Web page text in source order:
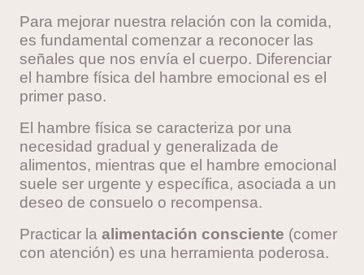
Para mejorar nuestra relación con la comida,
es fundamental comenzar a reconocer las
señales que nos envía el cuerpo. Diferenciar
el hambre física del hambre emocional es el
primer paso.
El hambre física se caracteriza por una
necesidad gradual y generalizada de
alimentos, mientras que el hambre emocional
suele ser urgente y específica, asociada a un
deseo de consuelo o recompensa.
Practicar la alimentación consciente (comer
con atención) es una herramienta poderosa.